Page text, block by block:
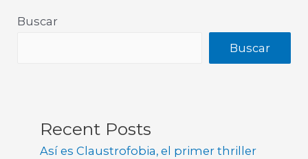
Buscar
Buscar
Recent Posts
Así es Claustrofobia, el primer thriller